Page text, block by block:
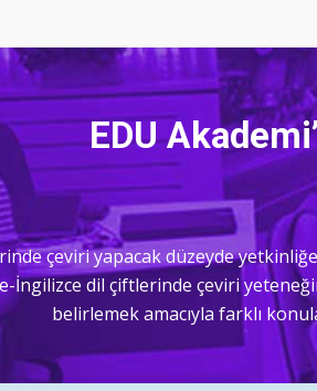
EDU
çeviri yapacak düzeyde
İngilizce dil çiftlerinde çeviri
belirlemek amacıyla farklı